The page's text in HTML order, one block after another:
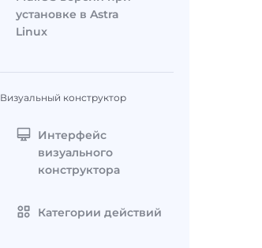
установке в Astra
Linux
Визуальный конструктор
Интерфейс
визуального
конструктора
Категории действий